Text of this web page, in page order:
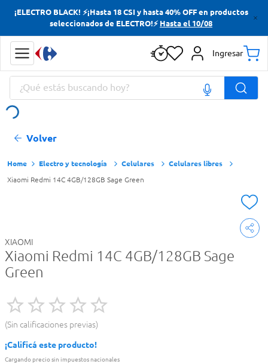
¡ELECTRO BLACK! ⚡¡Hasta 18 CSI y hasta 40% OFF en productos
seleccionados de ELECTRO!⚡ Hasta el 10/08
Ingresar
¿Qué estás buscando hoy?
Volver
Electro y tecnología Celulares Celulares libres
Xiaomi Redmi 14C 4GB/128GB Sage Green
XIAOMI
Xiaomi Redmi 14C 4GB/128GB Sage
Green
Sin calificaciones previas
¡Calificá este producto!
Cargando precio sin impuestos nacionales
Términos más buscados
Yerba
Cerveza
Doves
Términos más buscados
Yerba
Cerveza
Doves
Papas Fritas